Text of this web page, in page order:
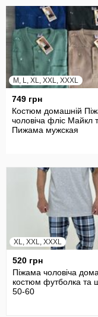
M, L, XL, XXL, XXXL
749 грн
Костюм домашній
чоловіча фліс Майкл
Пижама мужская
XL, XXL, XXXL
520 грн
Піжама чоловіча
костюм футболка та
50-60